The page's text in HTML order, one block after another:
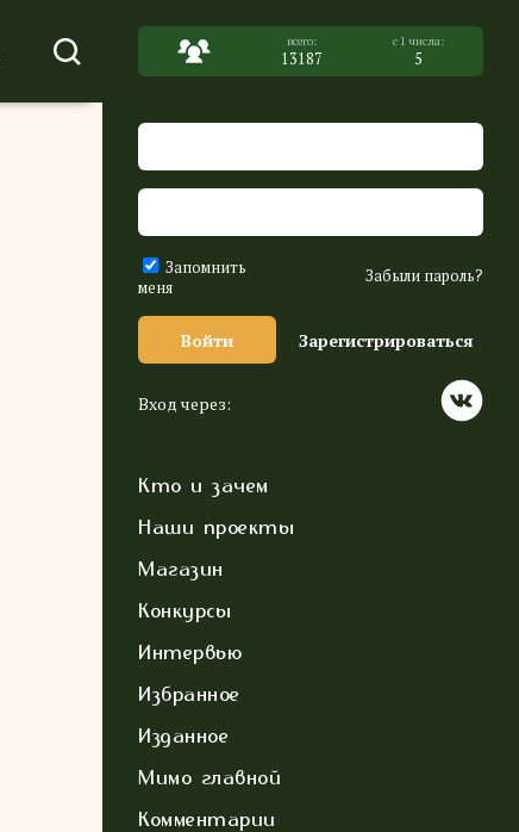
13187 5
Запомнить
меня
Забыли пароль?
Войти Зарегистрироваться
Вход через:
Кто и зачем
Наши проекты
Магазин
Конкурсы
Интервью
Избранное
Изданное
Мимо главной
Комментарии